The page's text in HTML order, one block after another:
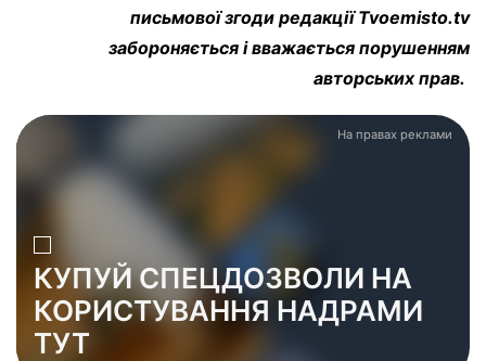
письмової згоди редакції Tvoemisto.tv
забороняється і вважається порушенням
авторських прав.
На правах реклами
КУПУЙ СПЕЦДОЗВОЛИ НА
КОРИСТУВАННЯ НАДРАМИ
ТУТ